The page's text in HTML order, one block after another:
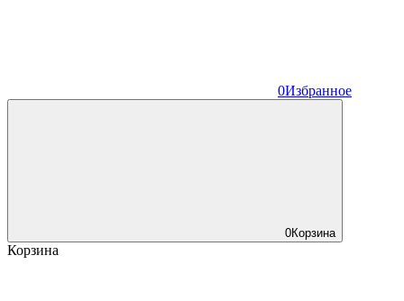
0Избранное
0Корзина
Корзина